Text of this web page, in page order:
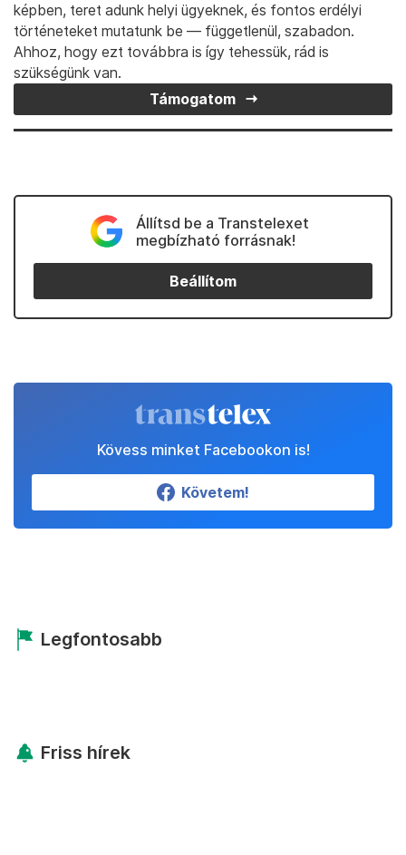
képben, teret adunk helyi ügyeknek, és fontos erdélyi
történeteket mutatunk be — függetlenül, szabadon.
Ahhoz, hogy ezt továbbra is így tehessük, rád is
szükségünk van.
Támogatom
Állítsd be a Transtelexet
megbízható forrásnak!
Beállítom
Kövess minket Facebookon is!
Követem!
Legfontosabb
Friss hírek